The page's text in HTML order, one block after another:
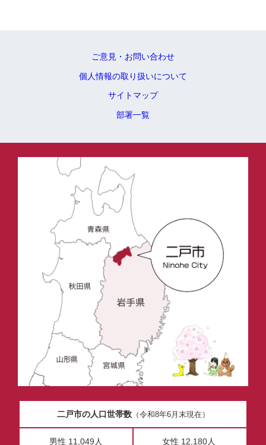
ご意見・お問い合わせ
個人情報の取り扱いについて
サイトマップ
部署一覧
二戸市の人口世帯数（令和8年6月末現在）
男性 11,049人 女性 12,180人